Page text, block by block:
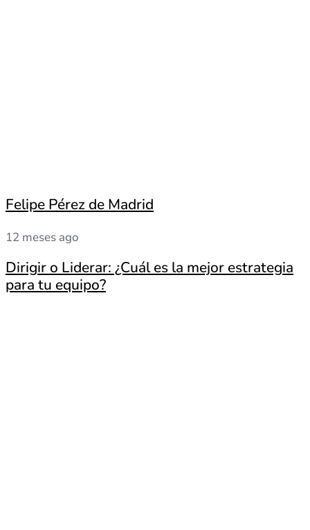
Felipe Pérez de Madrid
12 meses ago
Dirigir o Liderar: ¿Cuál es la mejor estrategia
para tu equipo?